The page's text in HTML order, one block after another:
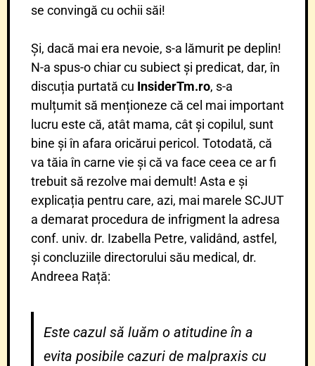
se convingă cu ochii săi!
Și, dacă mai era nevoie, s-a lămurit pe deplin!
N-a spus-o chiar cu subiect și predicat, dar, în
discuția purtată cu InsiderTm.ro, s-a
mulțumit să menționeze că cel mai important
lucru este că, atât mama, cât și copilul, sunt
bine și în afara oricărui pericol. Totodată, că
va tăia în carne vie și că va face ceea ce ar fi
trebuit să rezolve mai demult! Asta e și
explicația pentru care, azi, mai marele SCJUT
a demarat procedura de infrigment la adresa
conf. univ. dr. Izabella Petre, validând, astfel,
și concluziile directorului său medical, dr.
Andreea Rață:
Este cazul să luăm o atitudine în a
evita posibile cazuri de malpraxis cu